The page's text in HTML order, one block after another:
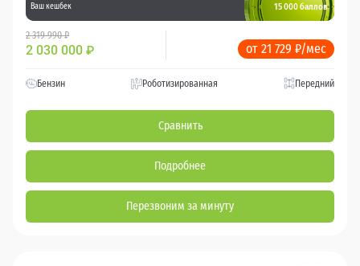
Ваш кешбек 15 000 баллов
2 319 990 ₽
2 030 000 ₽ от 21 729 ₽/мес
Бензин Роботизированная Передний
Сравнить
Подробнее
Перезвоним за минуту